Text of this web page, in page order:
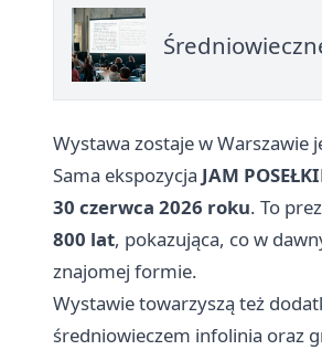
Wystawa zostaje w Warszawie
Sama ekspozycja JAM
30 czerwca 2026 roku. To
800 lat, pokazująca, co w
znajomej formie.
Wystawie towarzyszą też
średniowieczem infolinia oraz